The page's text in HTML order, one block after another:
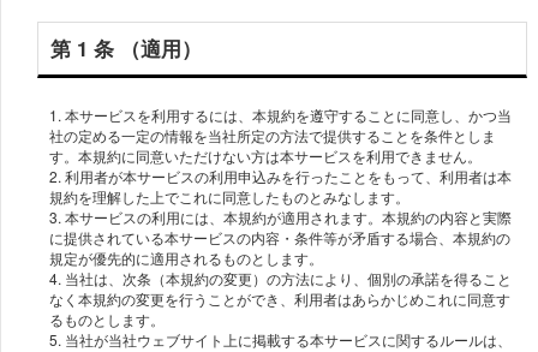
第 1 条 （適⽤）
1. 本サービスを利⽤するには、本規約を遵守することに同意し、かつ当
社の定める⼀定の情報を当社所定の⽅法で提供することを条件としま
す。本規約に同意いただけない⽅は本サービスを利⽤できません。
2. 利⽤者が本サービスの利⽤申込みを⾏ったことをもって、利⽤者は本
規約を理解した上でこれに同意したものとみなします。
3. 本サービスの利⽤には、本規約が適⽤されます。本規約の内容と実際
に提供されている本サービスの内容・条件等が⽭盾する場合、本規約の
規定が優先的に適⽤されるものとします。
4. 当社は、次条（本規約の変更）の⽅法により、個別の承諾を得ること
なく本規約の変更を⾏うことができ、利⽤者はあらかじめこれに同意す
るものとします。
5. 当社が当社ウェブサイト上に掲載する本サービスに関するルールは、